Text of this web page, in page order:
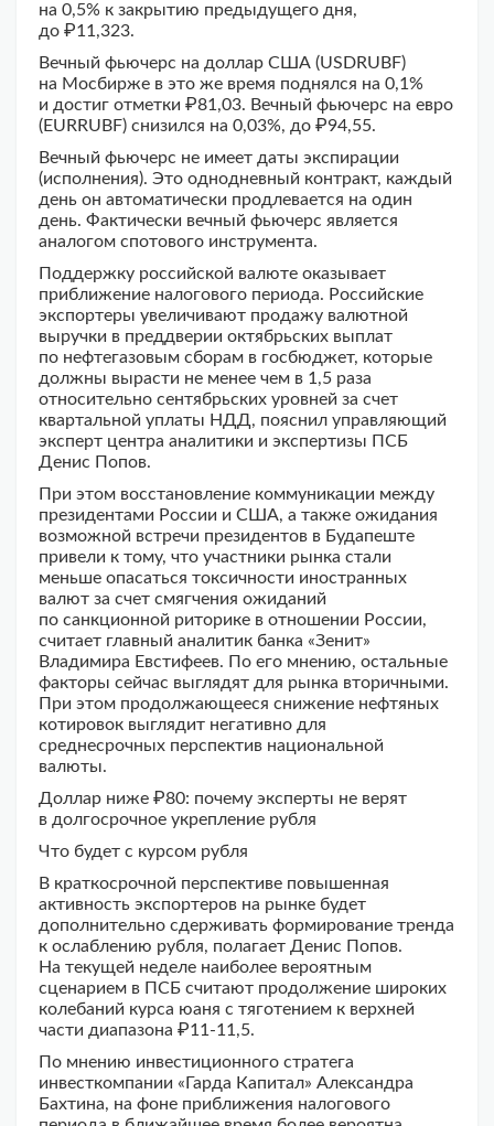
на 0,5% к закрытию предыдущего дня,
до ₽11,323.
Вечный фьючерс на доллар США (USDRUBF)
на Мосбирже в это же время поднялся на 0,1%
и достиг отметки ₽81,03. Вечный фьючерс на евро
(EURRUBF) снизился на 0,03%, до ₽94,55.
Вечный фьючерс не имеет даты экспирации
(исполнения). Это однодневный контракт, каждый
день он автоматически продлевается на один
день. Фактически вечный фьючерс является
аналогом спотового инструмента.
Поддержку российской валюте оказывает
приближение налогового периода. Российские
экспортеры увеличивают продажу валютной
выручки в преддверии октябрьских выплат
по нефтегазовым сборам в госбюджет, которые
должны вырасти не менее чем в 1,5 раза
относительно сентябрьских уровней за счет
квартальной уплаты НДД, пояснил управляющий
эксперт центра аналитики и экспертизы ПСБ
Денис Попов.
При этом восстановление коммуникации между
президентами России и США, а также ожидания
возможной встречи президентов в Будапеште
привели к тому, что участники рынка стали
меньше опасаться токсичности иностранных
валют за счет смягчения ожиданий
по санкционной риторике в отношении России,
считает главный аналитик банка «Зенит»
Владимира Евстифеев. По его мнению, остальные
факторы сейчас выглядят для рынка вторичными.
При этом продолжающееся снижение нефтяных
котировок выглядит негативно для
среднесрочных перспектив национальной
валюты.
Доллар ниже ₽80: почему эксперты не верят
в долгосрочное укрепление рубля
Что будет с курсом рубля
В краткосрочной перспективе повышенная
активность экспортеров на рынке будет
дополнительно сдерживать формирование тренда
к ослаблению рубля, полагает Денис Попов.
На текущей неделе наиболее вероятным
сценарием в ПСБ считают продолжение широких
колебаний курса юаня с тяготением к верхней
части диапазона ₽11-11,5.
По мнению инвестиционного стратега
инвесткомпании «Гарда Капитал» Александра
Бахтина, на фоне приближения налогового